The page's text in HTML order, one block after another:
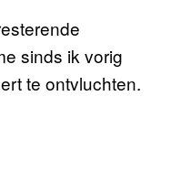
sinds ik vorig
te ontvluchten.